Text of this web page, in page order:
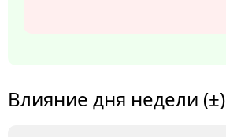
Влияние дня недели (±)